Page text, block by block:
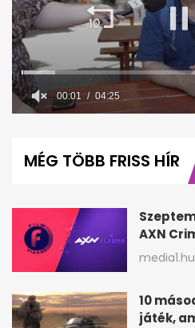
minutes,
00:02 04:25
MÉG TÖBB FRISS HÍR
AXN
media1.hu
10
játék,